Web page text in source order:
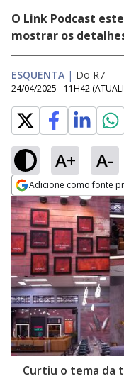
O Link Podcast
mostrar os
ESQUENTA | Do R7
24/04/2025 - 11H42
A+ A-
Adicione como fonte
Opens in new
Curtiu o tema da